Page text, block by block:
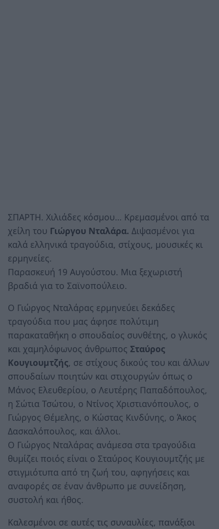
ΣΠΑΡΤΗ. Χιλιάδες κόσμου… Κρεμασμένοι από τα
χείλη του Γιώργου Νταλάρα. Διψασμένοι για
καλά ελληνικά τραγούδια, στίχους, μουσικές κι
ερμηνείες.
Παρασκευή 19 Αυγούστου. Μια ξεχωριστή
βραδιά για το Σαϊνοπούλειο.
Ο Γιώργος Νταλάρας ερμηνεύει δεκάδες
τραγούδια που μας άφησε πολύτιμη
παρακαταθήκη ο σπουδαίος συνθέτης, ο γλυκός
και χαμηλόφωνος άνθρωπος Σταύρος
Κουγιουμτζής, σε στίχους δικούς του και άλλων
σπουδαίων ποιητών και στιχουργών όπως ο
Μάνος Ελευθερίου, ο Λευτέρης Παπαδόπουλος,
η Σώτια Τσώτου, ο Ντίνος Χριστιανόπουλος, ο
Γιώργος Θέμελης, ο Κώστας Κινδύνης, ο Άκος
Δασκαλόπουλος, και άλλοι.
Ο Γιώργος Νταλάρας ανάμεσα στα τραγούδια
θυμίζει ποιός είναι ο Σταύρος Κουγιουμτζής με
στιγμιότυπα από τη ζωή του, αφηγήσεις και
αναφορές σε έναν άνθρωπο με συνείδηση,
συστολή και ήθος.
Καλεσμένοι σε αυτές τις συναυλίες, πανάξιοι